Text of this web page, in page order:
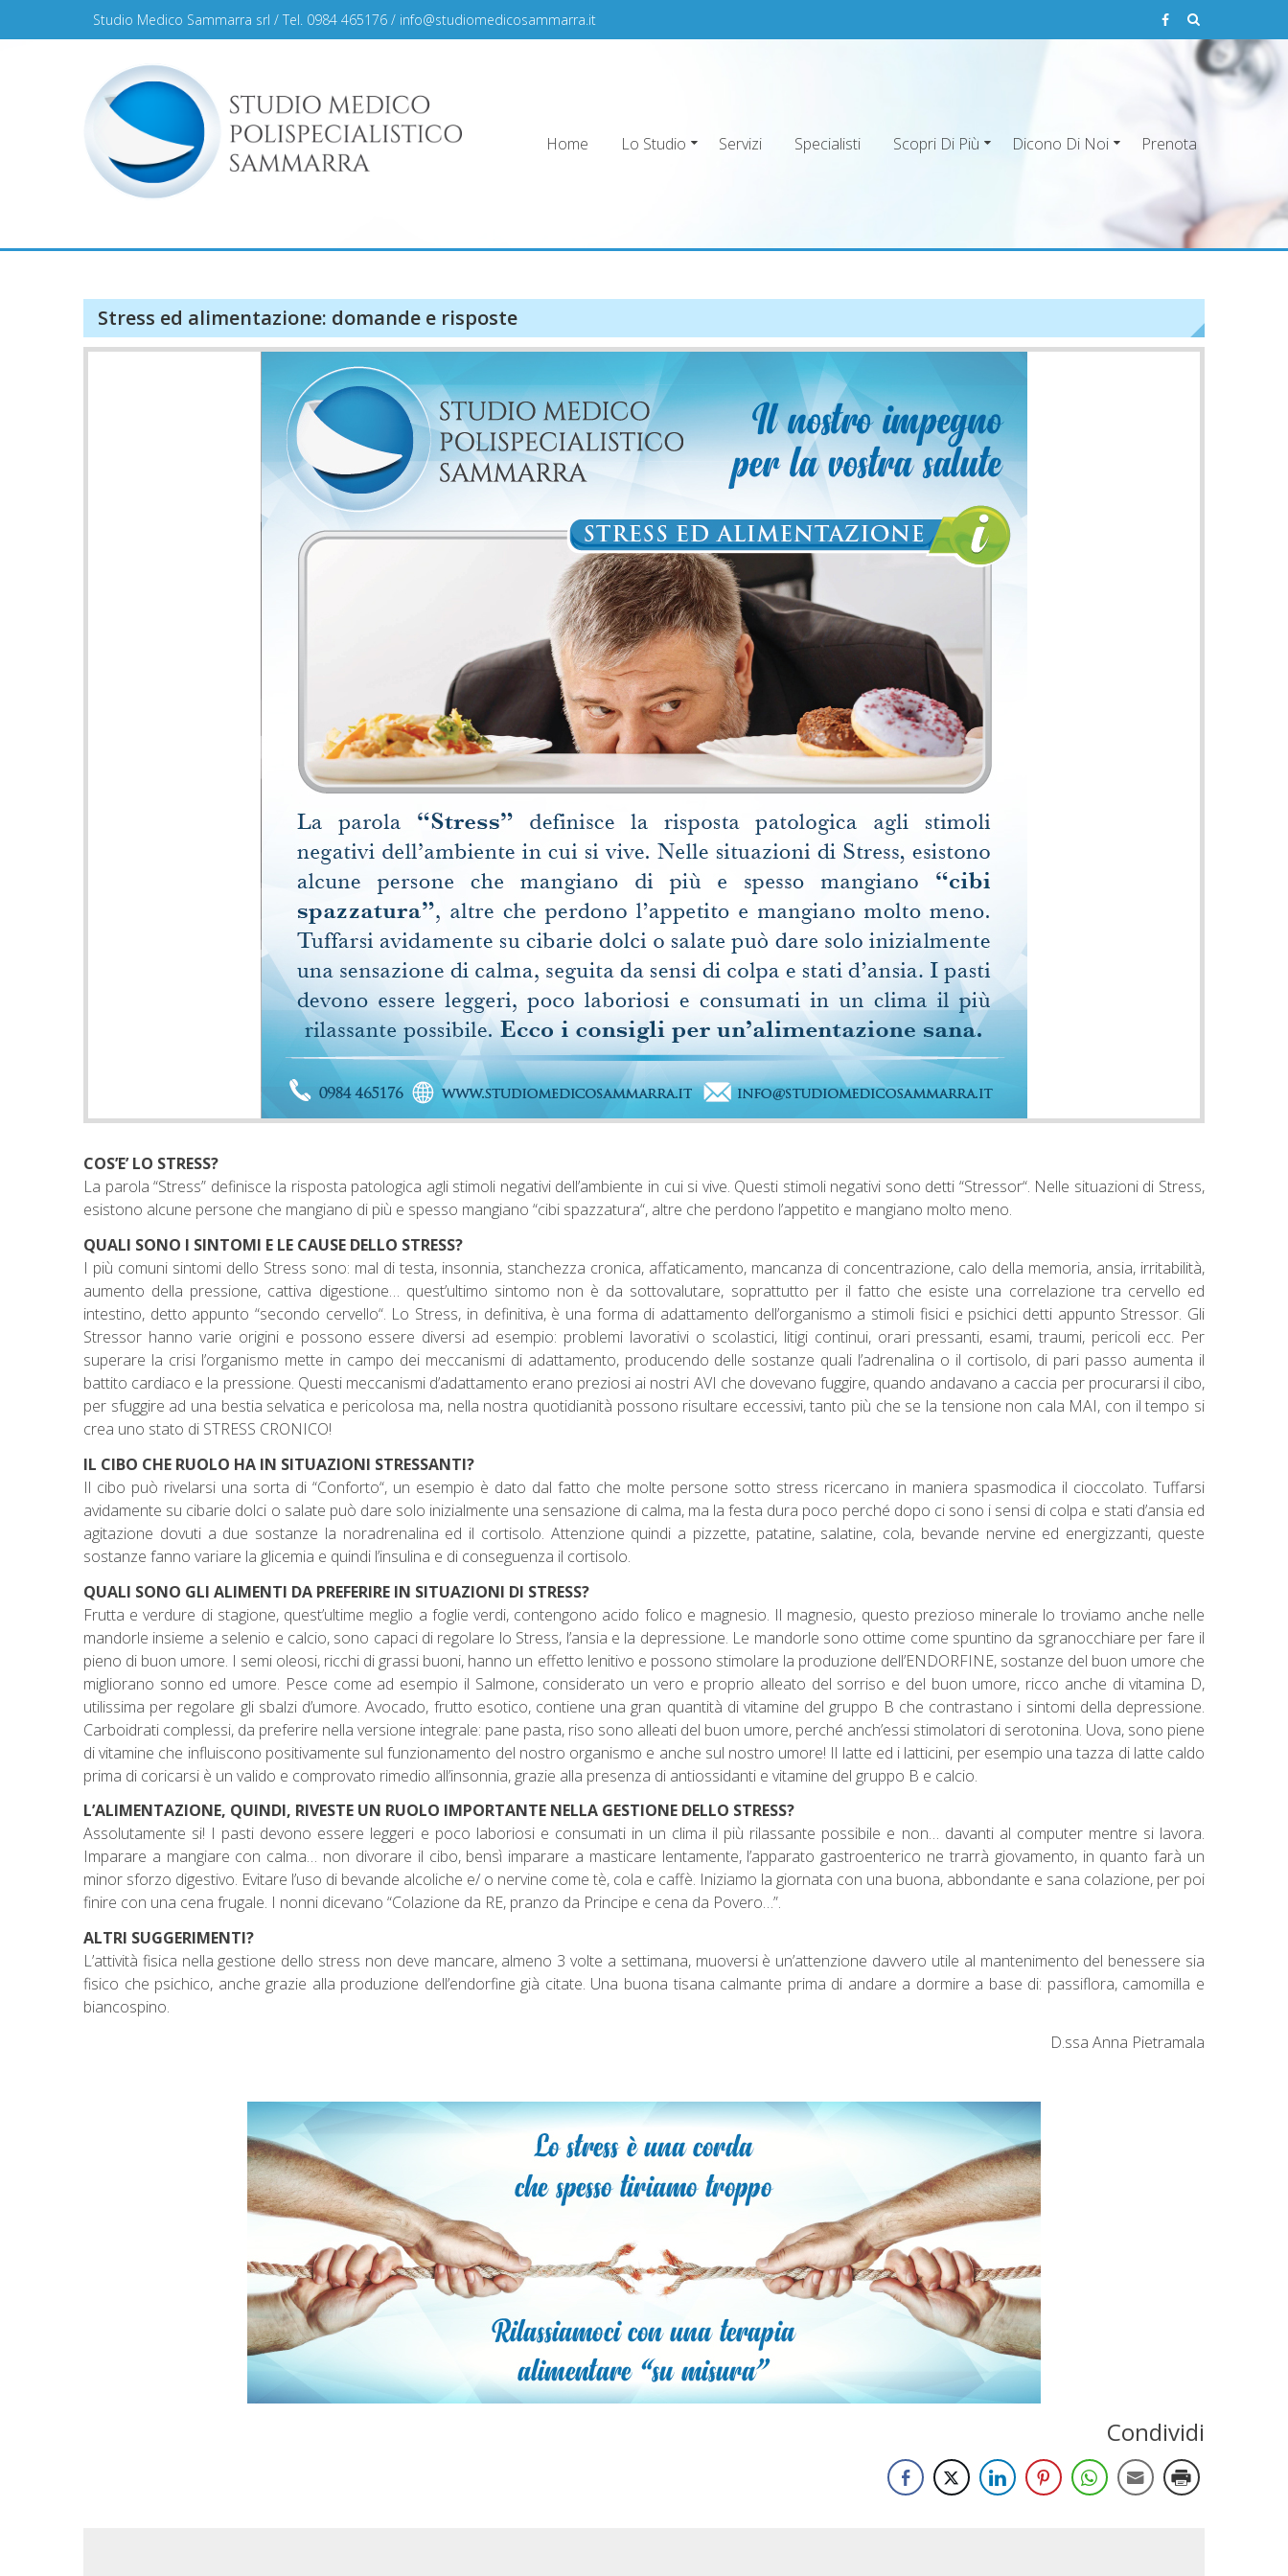
Studio Medico Sammarra srl / Tel. 0984 465176 / info@studiomedicosammarra.it
Home Lo Studio Servizi Specialisti Scopri Di Più Dicono Di Noi Prenota
Stress ed alimentazione: domande e risposte
COS’E’ LO STRESS?
La parola “Stress” definisce la risposta patologica agli stimoli negativi dell’ambiente in cui si vive. Questi stimoli negativi sono detti “Stressor“. Nelle situazioni di Stress,
esistono alcune persone che mangiano di più e spesso mangiano “cibi spazzatura“, altre che perdono l’appetito e mangiano molto meno.
QUALI SONO I SINTOMI E LE CAUSE DELLO STRESS?
I più comuni sintomi dello Stress sono: mal di testa, insonnia, stanchezza cronica, affaticamento, mancanza di concentrazione, calo della memoria, ansia, irritabilità,
aumento della pressione, cattiva digestione… quest’ultimo sintomo non è da sottovalutare, soprattutto per il fatto che esiste una correlazione tra cervello ed
intestino, detto appunto “secondo cervello“. Lo Stress, in definitiva, è una forma di adattamento dell’organismo a stimoli fisici e psichici detti appunto Stressor. Gli
Stressor hanno varie origini e possono essere diversi ad esempio: problemi lavorativi o scolastici, litigi continui, orari pressanti, esami, traumi, pericoli ecc. Per
superare la crisi l’organismo mette in campo dei meccanismi di adattamento, producendo delle sostanze quali l’adrenalina o il cortisolo, di pari passo aumenta il
battito cardiaco e la pressione. Questi meccanismi d’adattamento erano preziosi ai nostri AVI che dovevano fuggire, quando andavano a caccia per procurarsi il cibo,
per sfuggire ad una bestia selvatica e pericolosa ma, nella nostra quotidianità possono risultare eccessivi, tanto più che se la tensione non cala MAI, con il tempo si
crea uno stato di STRESS CRONICO!
IL CIBO CHE RUOLO HA IN SITUAZIONI STRESSANTI?
Il cibo può rivelarsi una sorta di “Conforto“, un esempio è dato dal fatto che molte persone sotto stress ricercano in maniera spasmodica il cioccolato. Tuffarsi
avidamente su cibarie dolci o salate può dare solo inizialmente una sensazione di calma, ma la festa dura poco perché dopo ci sono i sensi di colpa e stati d’ansia ed
agitazione dovuti a due sostanze la noradrenalina ed il cortisolo. Attenzione quindi a pizzette, patatine, salatine, cola, bevande nervine ed energizzanti, queste
sostanze fanno variare la glicemia e quindi l’insulina e di conseguenza il cortisolo.
QUALI SONO GLI ALIMENTI DA PREFERIRE IN SITUAZIONI DI STRESS?
Frutta e verdure di stagione, quest’ultime meglio a foglie verdi, contengono acido folico e magnesio. Il magnesio, questo prezioso minerale lo troviamo anche nelle
mandorle insieme a selenio e calcio, sono capaci di regolare lo Stress, l’ansia e la depressione. Le mandorle sono ottime come spuntino da sgranocchiare per fare il
pieno di buon umore. I semi oleosi, ricchi di grassi buoni, hanno un effetto lenitivo e possono stimolare la produzione dell’ENDORFINE, sostanze del buon umore che
migliorano sonno ed umore. Pesce come ad esempio il Salmone, considerato un vero e proprio alleato del sorriso e del buon umore, ricco anche di vitamina D,
utilissima per regolare gli sbalzi d’umore. Avocado, frutto esotico, contiene una gran quantità di vitamine del gruppo B che contrastano i sintomi della depressione.
Carboidrati complessi, da preferire nella versione integrale: pane pasta, riso sono alleati del buon umore, perché anch’essi stimolatori di serotonina. Uova, sono piene
di vitamine che influiscono positivamente sul funzionamento del nostro organismo e anche sul nostro umore! Il latte ed i latticini, per esempio una tazza di latte caldo
prima di coricarsi è un valido e comprovato rimedio all’insonnia, grazie alla presenza di antiossidanti e vitamine del gruppo B e calcio.
L’ALIMENTAZIONE, QUINDI, RIVESTE UN RUOLO IMPORTANTE NELLA GESTIONE DELLO STRESS?
Assolutamente si! I pasti devono essere leggeri e poco laboriosi e consumati in un clima il più rilassante possibile e non… davanti al computer mentre si lavora.
Imparare a mangiare con calma… non divorare il cibo, bensì imparare a masticare lentamente, l’apparato gastroenterico ne trarrà giovamento, in quanto farà un
minor sforzo digestivo. Evitare l’uso di bevande alcoliche e/ o nervine come tè, cola e caffè. Iniziamo la giornata con una buona, abbondante e sana colazione, per poi
finire con una cena frugale. I nonni dicevano “Colazione da RE, pranzo da Principe e cena da Povero…”.
ALTRI SUGGERIMENTI?
L’attività fisica nella gestione dello stress non deve mancare, almeno 3 volte a settimana, muoversi è un’attenzione davvero utile al mantenimento del benessere sia
fisico che psichico, anche grazie alla produzione dell’endorfine già citate. Una buona tisana calmante prima di andare a dormire a base di: passiflora, camomilla e
biancospino.
D.ssa Anna Pietramala
Condividi